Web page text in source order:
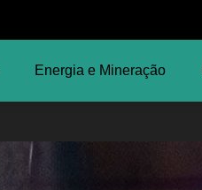
Energia e Mineração